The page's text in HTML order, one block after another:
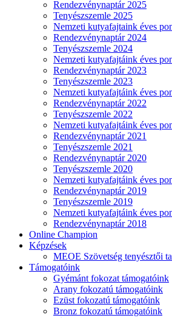
Rendezvénynaptár 2025
Tenyészszemle 2025
Nemzeti kutyafajtaink éves
Rendezvénynaptár 2024
Tenyészszemle 2024
Nemzeti kutyafajtáink éves
Rendezvénynaptár 2023
Tenyészszemle 2023
Nemzeti kutyafajtáink éves
Rendezvénynaptár 2022
Tenyészszemle 2022
Nemzeti kutyafajtáink éves
Rendezvénynaptár 2021
Tenyészszemle 2021
Rendezvénynaptár 2020
Tenyészszemle 2020
Nemzeti kutyafajtáink éves
Rendezvénynaptár 2019
Tenyészszemle 2019
Nemzeti kutyafajtáink éves
Rendezvénynaptár 2018
Online Champion
Képzések
MEOE Szövetség tenyésztői
Támogatóink
Gyémánt fokozat támogatóink
Arany fokozatú támogatóink
Ezüst fokozatú támogatóink
Bronz fokozatú támogatóink